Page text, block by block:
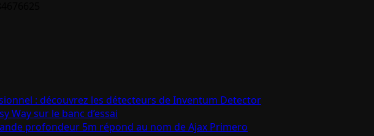
: découvrez les détecteurs de Inventum Detector
Way sur le banc d’essai
profondeur 5m répond au nom de Ajax Primero